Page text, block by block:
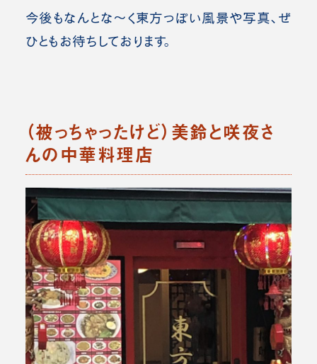
今後もなんとな～く東方っぽい風景や写真、ぜ
ひともお待ちしております。
（被っちゃったけど）美鈴と咲夜さ
んの中華料理店